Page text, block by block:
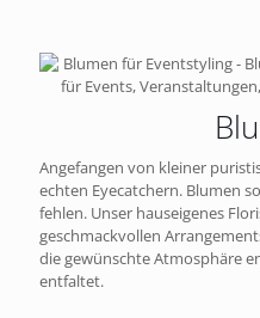
Angefangen von kleiner
echten Eyecatchern. Blumen
fehlen. Unser hauseigenes
geschmackvollen
die gewünschte Atmosphäre
entfaltet.